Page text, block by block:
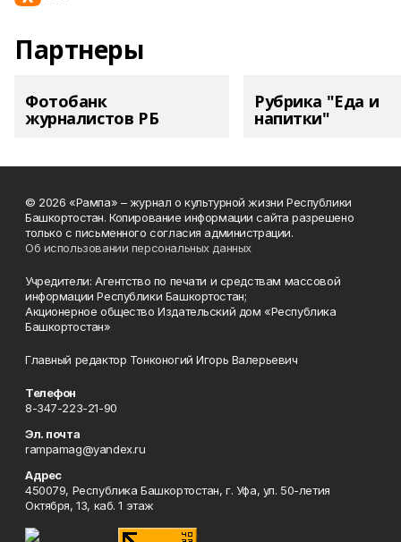
Партнеры
Фотобанк
журналистов РБ
Рубрика "Еда и
напитки"
© 2026 «Рампа» – журнал о культурной жизни Республики
Башкортостан. Копирование информации сайта разрешено
только с письменного согласия администрации.
Об использовании персональных данных
Учредители: Агентство по печати и средствам массовой
информации Республики Башкортостан;
Акционерное общество Издательский дом «Республика
Башкортостан»
Главный редактор Тонконогий Игорь Валерьевич
Телефон
8-347-223-21-90
Эл. почта
rampamag@yandex.ru
Адрес
450079, Республика Башкортостан, г. Уфа, ул. 50-летия
Октября, 13, каб. 1 этаж